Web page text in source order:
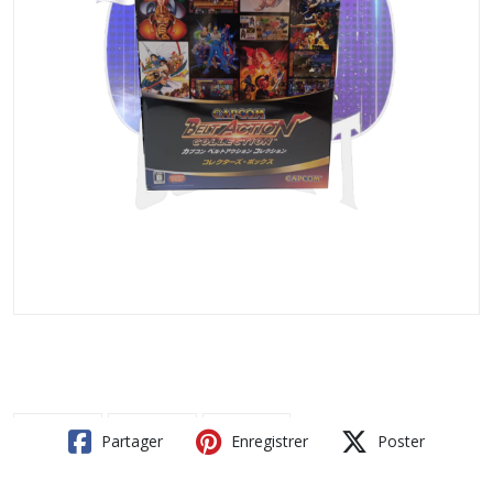
Partager Enregistrer Poster